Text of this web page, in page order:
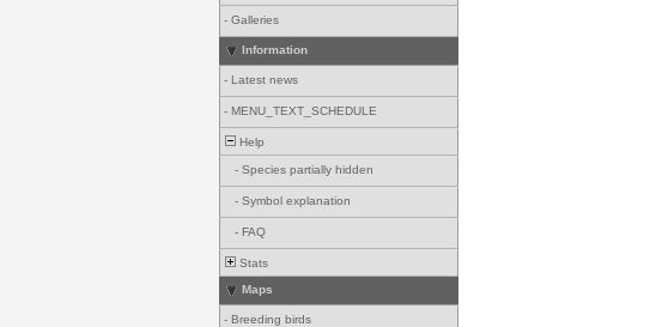
- Galleries
Information
- Latest news
- MENU_TEXT_SCHEDULE
Help
- Species partially hidden
- Symbol explanation
- FAQ
Stats
Maps
- Breeding birds